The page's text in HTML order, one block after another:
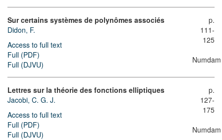
Sur certains systèmes de polynômes associés
Didon, F.
Access to full text
Full (PDF)
Full (DJVU)
p.
111-
125
Numdam
Lettres sur la théorie des fonctions elliptiques
Jacobi, C. G. J.
Access to full text
Full (PDF)
Full (DJVU)
p.
127-
175
Numdam